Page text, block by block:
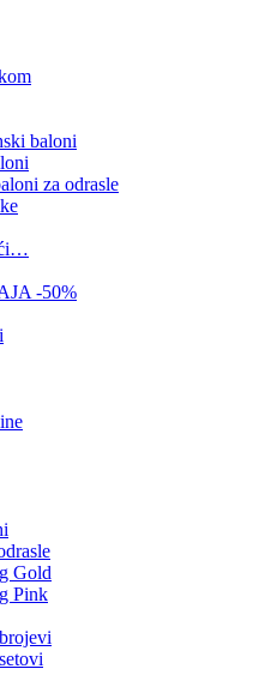
baloni
za odrasle
-50%
Gold
Pink